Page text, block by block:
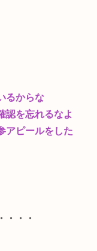
るからな
認を忘れるなよ
アピールをした
・・・